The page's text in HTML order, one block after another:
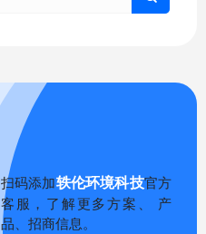
扫码添加轶伦环境科技官方
客服，了解更多方案、 产
品、招商信息。